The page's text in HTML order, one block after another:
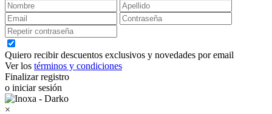
Quiero recibir descuentos exclusivos y novedades por email
Ver los términos y condiciones
Finalizar registro
o iniciar sesión
×